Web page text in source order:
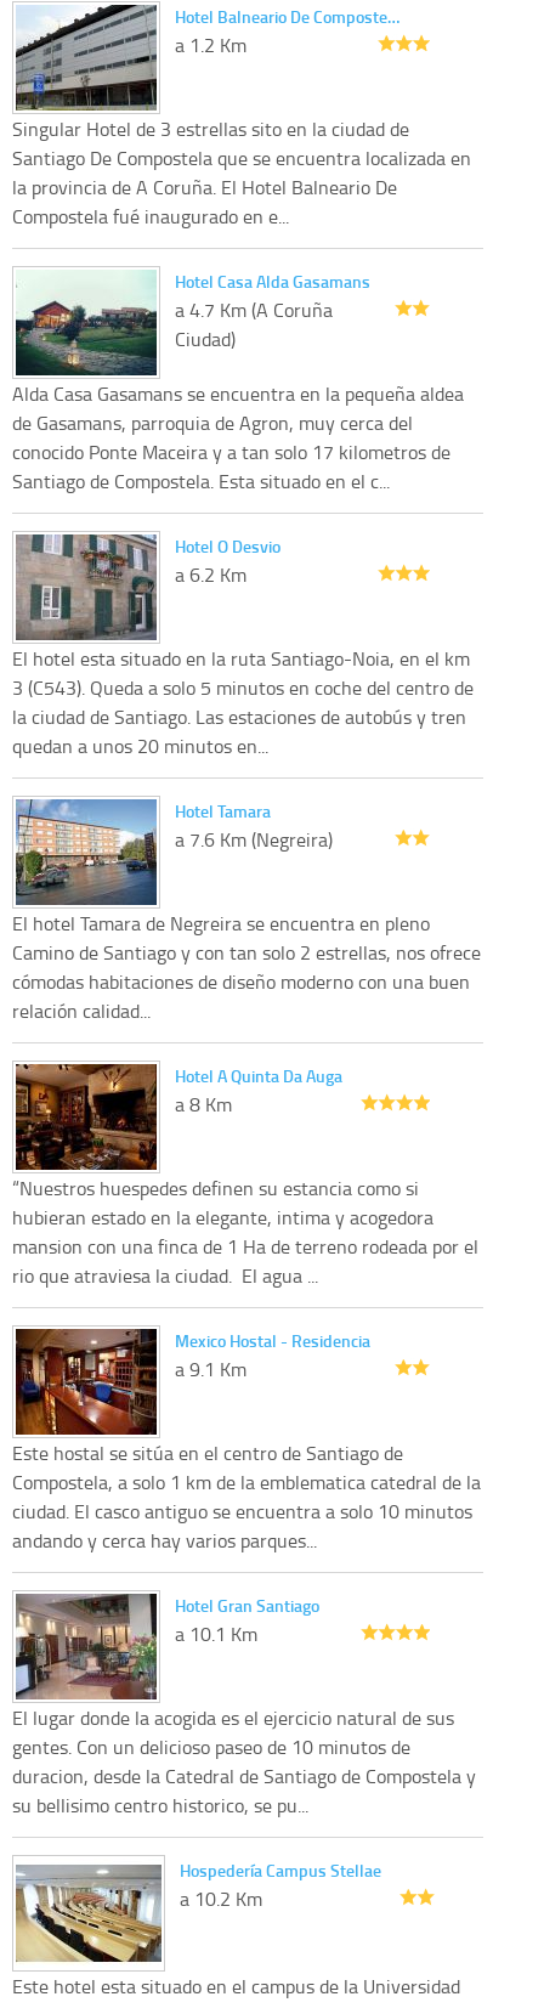
Hotel Balneario De Composte…
a 1.2 Km
Singular Hotel de 3 estrellas sito en la ciudad de
Santiago De Compostela que se encuentra localizada en
la provincia de A Coruña. El Hotel Balneario De
Compostela fué inaugurado en e...
Hotel Casa Alda Gasamans
a 4.7 Km (A Coruña
Ciudad)
Alda Casa Gasamans se encuentra en la pequeña aldea
de Gasamans, parroquia de Agron, muy cerca del
conocido Ponte Maceira y a tan solo 17 kilometros de
Santiago de Compostela. Esta situado en el c...
Hotel O Desvio
a 6.2 Km
El hotel esta situado en la ruta Santiago-Noia, en el km
3 (C543). Queda a solo 5 minutos en coche del centro de
la ciudad de Santiago. Las estaciones de autobús y tren
quedan a unos 20 minutos en...
Hotel Tamara
a 7.6 Km (Negreira)
El hotel Tamara de Negreira se encuentra en pleno
Camino de Santiago y con tan solo 2 estrellas, nos ofrece
cómodas habitaciones de diseño moderno con una buen
relación calidad...
Hotel A Quinta Da Auga
a 8 Km
“Nuestros huespedes definen su estancia como si
hubieran estado en la elegante, intima y acogedora
mansion con una finca de 1 Ha de terreno rodeada por el
rio que atraviesa la ciudad. El agua ...
Mexico Hostal - Residencia
a 9.1 Km
Este hostal se sitúa en el centro de Santiago de
Compostela, a solo 1 km de la emblematica catedral de la
ciudad. El casco antiguo se encuentra a solo 10 minutos
andando y cerca hay varios parques...
Hotel Gran Santiago
a 10.1 Km
El lugar donde la acogida es el ejercicio natural de sus
gentes. Con un delicioso paseo de 10 minutos de
duracion, desde la Catedral de Santiago de Compostela y
su bellisimo centro historico, se pu...
Hospedería Campus Stellae
a 10.2 Km
Este hotel esta situado en el campus de la Universidad